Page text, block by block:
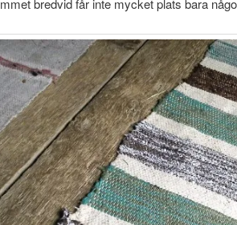
bredvid får inte mycket plats bara